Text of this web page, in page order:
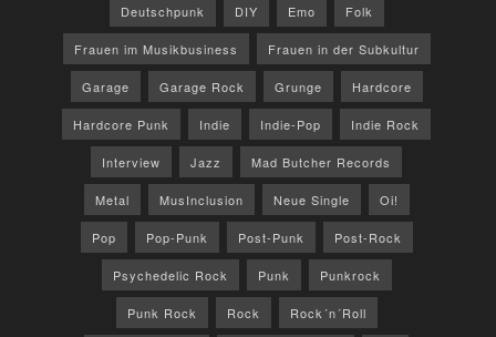
Deutschpunk DIY Emo Folk
Frauen im Musikbusiness Frauen in der Subkultur
Garage Garage Rock Grunge Hardcore
Hardcore Punk Indie Indie-Pop Indie Rock
Interview Jazz Mad Butcher Records
Metal MusInclusion Neue Single Oi!
Pop Pop-Punk Post-Punk Post-Rock
Psychedelic Rock Punk Punkrock
Punk Rock Rock Rock´n´Roll